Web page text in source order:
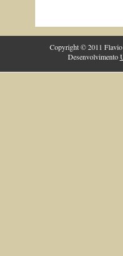
Copyright © 2011 Flavio
Desenvolvimento